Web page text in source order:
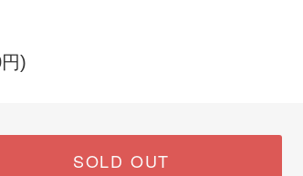
)
SOLD OUT